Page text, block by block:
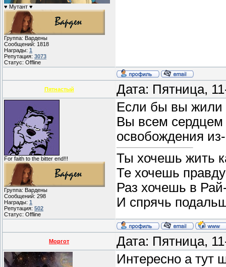
♥ Мутант ♥
Группа: Вардены
Сообщений: 1818
Награды: 1
Репутация: 3073
Статус: Offline
Пятнастый Дата: Пятница,
For faith to the bitter end!!!
Группа: Вардены
Сообщений: 298
Награды: 1
Репутация: 502
Статус: Offline
Если бы вы жили
Вы всем сердцем
освобождения
Ты хочешь жить
Те хочешь правду
Раз хочешь в
И спрячь
Моргот Дата: Пятница,
Интересно а тут